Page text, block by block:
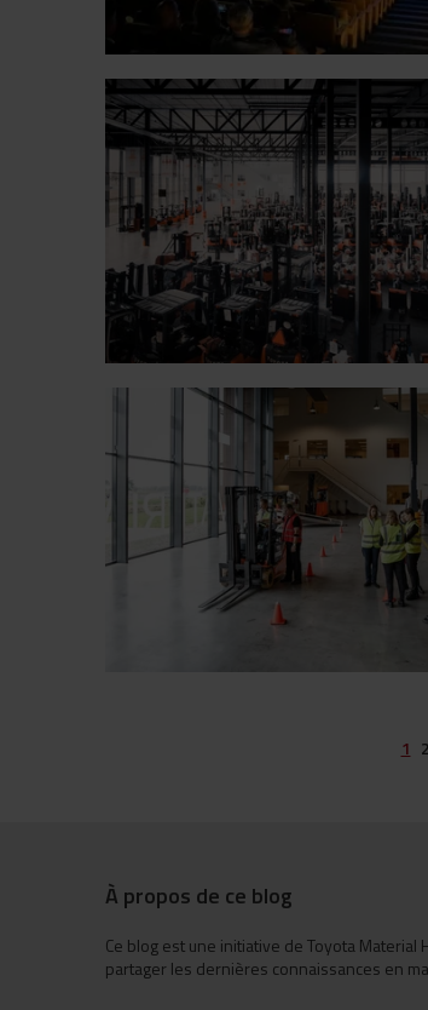
1 2
À propos de ce blog
Ce blog est une initiative de Toyota Material
partager les dernières connaissances en